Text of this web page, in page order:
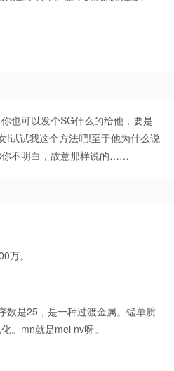
也可以发个SG什么的给他，要是
!试试我这个方法吧!至于他为什么说
你不明白，故意那样说的……
万。
数是25，是一种过渡金属。锰单质
。mn就是mei nv呀。